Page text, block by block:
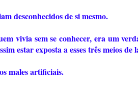
desconhecidos de si mesmo.
vivia sem se conhecer, era um
estar exposta a esses três meios de
males artificiais.